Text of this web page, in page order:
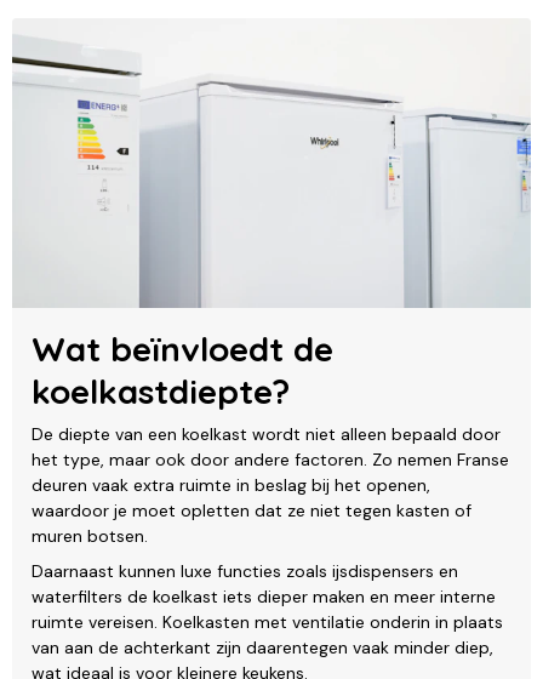
Wat beïnvloedt de
koelkastdiepte?
De diepte van een koelkast wordt niet alleen bepaald door
het type, maar ook door andere factoren. Zo nemen Franse
deuren vaak extra ruimte in beslag bij het openen,
waardoor je moet opletten dat ze niet tegen kasten of
muren botsen.
Daarnaast kunnen luxe functies zoals ijsdispensers en
waterfilters de koelkast iets dieper maken en meer interne
ruimte vereisen. Koelkasten met ventilatie onderin in plaats
van aan de achterkant zijn daarentegen vaak minder diep,
wat ideaal is voor kleinere keukens.